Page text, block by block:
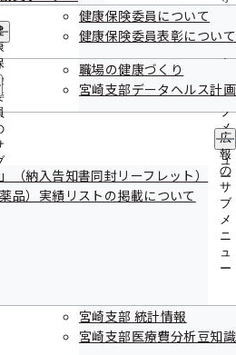
一
覧
の
サ
ブ
メ
ご
案
内
サ
ブ
メ
ニ
ュ
ー
健康保険委員について
健康保険委員表彰について
職場の健康づくり
宮崎支部データヘルス計画
広
報
の
サ
ブ
メ
ニ
ュ
ー
（納入告知書同封リーフレット）
品）実績リストの掲載について
宮崎支部 統計情報
宮崎支部医療費分析豆知識
崎支部評議会 資料
険料率について
険料率について（支部評議会に
崎支部事業計画（案）
支部保険者機能強化予算
制度に係る令和５年度実績につ